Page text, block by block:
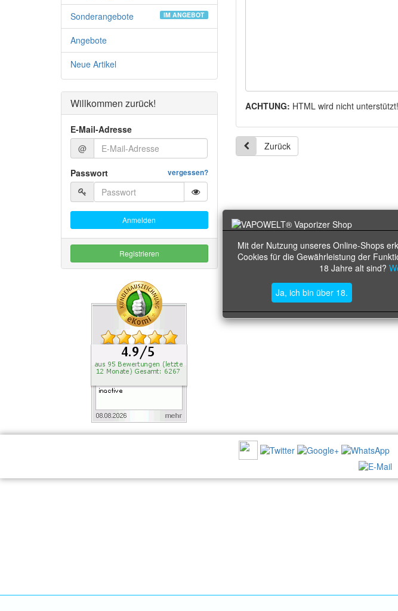
Mit der Nutzung unseres Online-Shops
Cookies für die Gewährleistung der
18 Jahre alt sind?
Ja, ich bin über 18.
ACHTUNG: HTML wird nicht unterstützt!
Zurück
Sonderangebote
IM ANGEBOT
Angebote
Neue Artikel
Willkommen zurück!
E-Mail-Adresse
@
vergessen?
Passwort
Anmelden
Registrieren